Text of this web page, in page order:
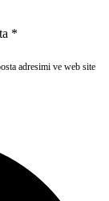
*
adresimi ve web site